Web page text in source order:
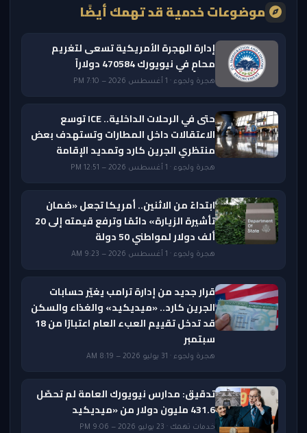
موضوعات خدمية قد تهمك أيضًا
إدارة الهجرة الأمريكية تسعى لتغريم
محامٍ في نيويورك 470584 دولاراً
هجرة ولجوء · 1 أغسطس 2026 — 7:10 PM
حتى في الرحلات الداخلية.. ICE توسع
الاعتقالات داخل المطارات وتستهدف بعض
منتظري الجرين كارد وتمديد الإقامة
هجرة ولجوء · 1 أغسطس 2026 — 12:51 PM
ابتداءً من الاثنين.. أمريكا تجعل «ضمان
تأشيرة الزيارة» دائمًا وترفع قيمته إلى 20
ألف دولار لمواطني 50 دولة
هجرة ولجوء · 1 أغسطس 2026 — 9:23 AM
قرار جديد من إدارة ترامب يغيّر حسابات
الجرين كارد.. «ميديكيد» والغذاء والسكن
قد تدخل تقييم العبء العام اعتبارًا من 18
سبتمبر
هجرة ولجوء · 31 يوليو 2026 — 8:19 AM
تدقيق: مدارس نيويورك العامة لم تحصّل
431.6 مليون دولار من «ميديكيد
خدمات تهمك · 23 يوليو 2026 — 9:06 PM